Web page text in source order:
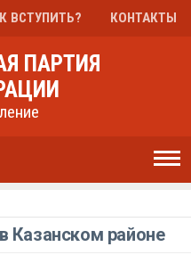
ВСТУПИТЬ? КОНТАКТЫ
ПАРТИЯ
Казанском районе